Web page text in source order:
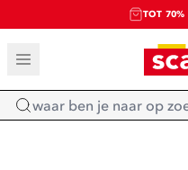
TOT 70%
SALE:
Home